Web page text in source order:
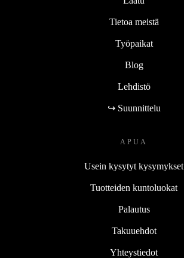
Tietoa meistä
Työpaikat
Blog
Lehdistö
↪ Suunnittelu
APUA
Usein kysytyt kysymykset
Tuotteiden kuntoluokat
Palautus
Takuuehdot
Yhteystiedot